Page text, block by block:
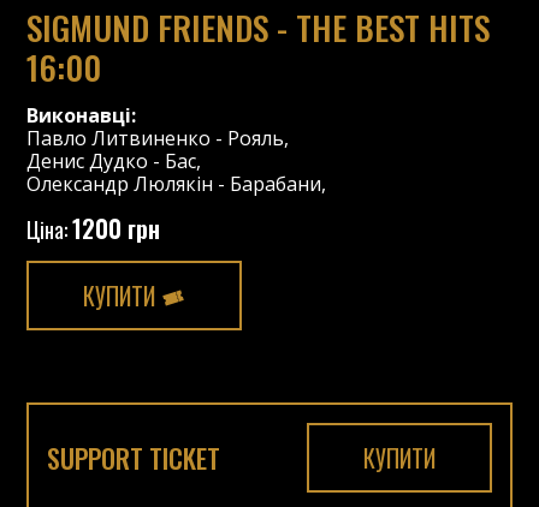
SIGMUND FRIENDS - THE BEST HITS
16:00
Виконавці:
Павло Литвиненко - Рояль,
Денис Дудко - Бас,
Олександр Люлякін - Барабани,
Ціна:1200 грн
КУПИТИ
SUPPORT TICKET КУПИТИ